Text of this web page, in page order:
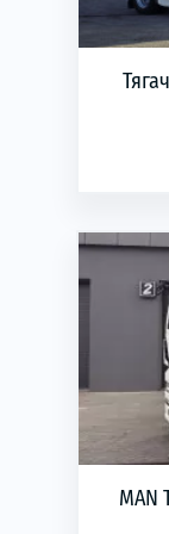
Year of
Пробіг:1
MAN